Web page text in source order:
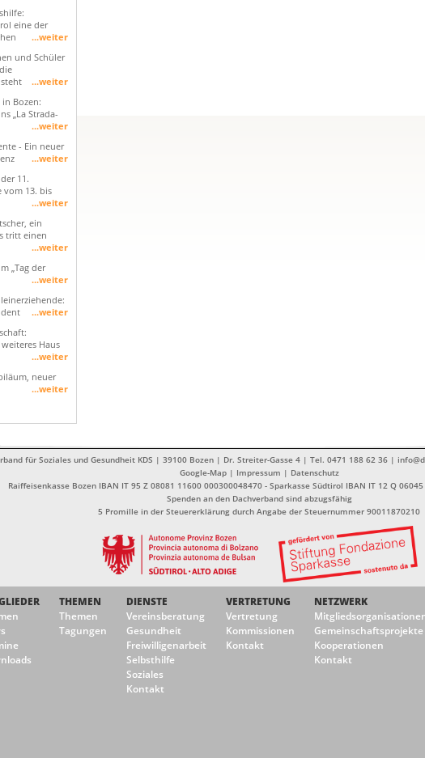
eine der
...weiter
und Schüler
...weiter
in Bozen:
„La Strada-
...weiter
- Ein neuer
...weiter
11.
vom 13. bis
...weiter
ein
tritt einen
...weiter
„Tag der
...weiter
...weiter
Haus
...weiter
neuer
...weiter
für Soziales und Gesundheit KDS | 39100 Bozen | Dr. Streiter-Gasse 4 | Tel. 0471 188 62 36 |
Google-Map | Impressum | Datenschutz
Raiffeisenkasse Bozen IBAN IT 95 Z 08081 11600 000300048470 - Sparkasse Südtirol IBAN IT 12 Q
Spenden an den Dachverband sind abzugsfähig
5 Promille in der Steuererklärung durch Angabe der Steuernummer 90011870210
THEMEN
Themen
Tagungen
DIENSTE
Vereinsberatung
Gesundheit
Freiwilligenarbeit
Selbsthilfe
Soziales
Kontakt
VERTRETUNG
Vertretung
Kommissionen
Kontakt
NETZWERK
Gemeinschaftsprojekte
Kooperationen
Kontakt